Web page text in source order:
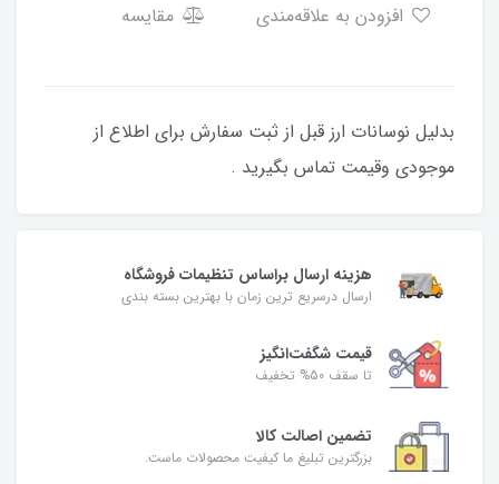
مقایسه
بدلیل نوسانات ارز قبل از ثبت سفارش برای اطلاع از
موجودی وقیمت تماس بگیرید .
هزینه ارسال براساس تنظیمات فروشگاه
ارسال درسریع ترین زمان با بهترین بسته بندی
قیمت شگفت‌انگیز
تا سقف 50% تخفیف
تضمین اصالت کالا
بزرگترین تبلیغ ما کیفیت محصولات ماست.